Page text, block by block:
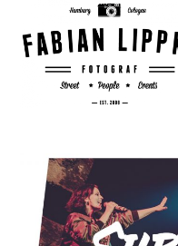
Inhalt
springen